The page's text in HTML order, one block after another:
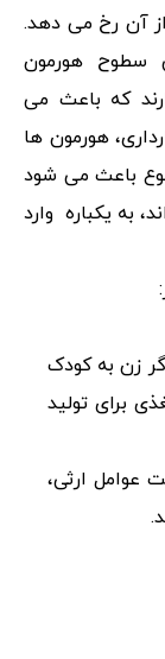
از آن رخ می دهد.
سطوح هورمون
که باعث می
هورمون ها
باعث می شود
به یکباره وارد
زن به کودک
برای تولید
عوامل ارثی،